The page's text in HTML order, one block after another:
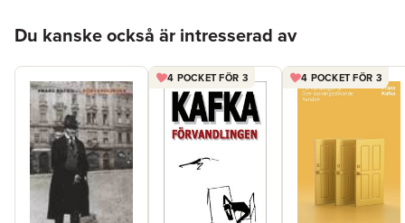
Du kanske också är intresserad av
4 POCKET FÖR 3 4 POCKET FÖR 3